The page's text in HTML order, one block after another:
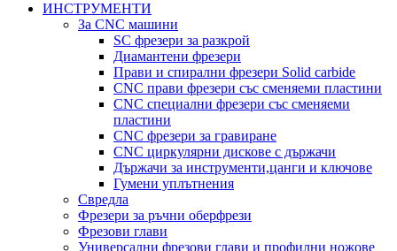
ИНСТРУМЕНТИ
За CNC машини
SC фрезери за разкрой
Диамантени фрезери
Прави и спирални фрезери Solid carbide
CNC прави фрезери със сменяеми пластини
CNC специални фрезери със сменяеми
пластини
CNC фрезери за гравиране
CNC циркулярни дискове с държачи
Държачи за инструменти,цанги и ключове
Гумени уплътнения
Свредла
Фрезери за ръчни оберфрези
Фрезови глави
Универсални фрезови глави и профилни ножове